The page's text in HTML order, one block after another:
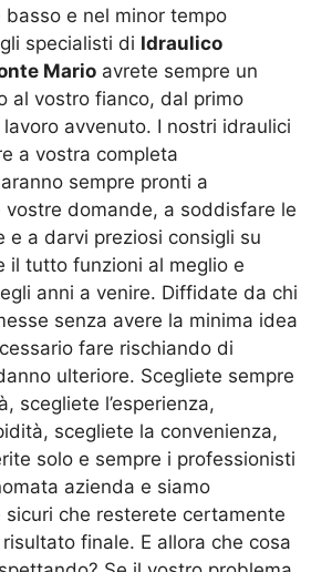
basso e nel minor tempo
specialisti di Idraulico
Mario avrete sempre un
al vostro fianco, dal primo
avvenuto. I nostri idraulici
a vostra completa
sempre pronti a
vostre domande, a soddisfare le
e a darvi preziosi consigli su
il tutto funzioni al meglio e
anni a venire. Diffidate da chi
senza avere la minima idea
fare rischiando di
ulteriore. Scegliete sempre
scegliete l’esperienza,
scegliete la convenienza,
solo e sempre i professionisti
azienda e siamo
sicuri che resterete certamente
finale. E allora che cosa